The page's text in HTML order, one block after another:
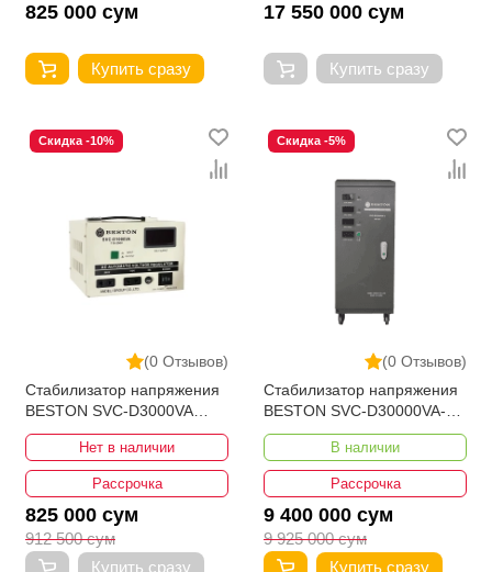
825 000 сум
Купить сразу
17 550 000 сум
Купить сразу
(0 Отзывов)
Скидка -10%
Стабилизатор напряжения
BESTON SVC-D3000VA
110-250V Bypass
Нет в наличии
Рассрочка
825 000 сум
912 500 сум
Купить сразу
(0 Отзывов)
Скидка -5%
Стабилизатор напряжения
BESTON SVC-D30000VA-3
190-430V Bypass
В наличии
Рассрочка
9 400 000 сум
9 925 000 сум
Купить сразу